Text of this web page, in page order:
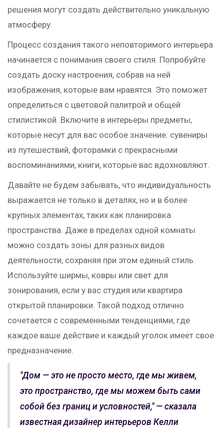
решения могут создать действительно уникальную
атмосферу.
Процесс создания такого неповторимого интерьера
начинается с понимания своего стиля. Попробуйте
создать доску настроения, собрав на ней
изображения, которые вам нравятся. Это поможет
определиться с цветовой палитрой и общей
стилистикой. Включите в интерьеры предметы,
которые несут для вас особое значение: сувениры
из путешествий, фоторамки с прекрасными
воспоминаниями, книги, которые вас вдохновляют.
Давайте не будем забывать, что индивидуальность
выражается не только в деталях, но и в более
крупных элементах, таких как планировка
пространства. Даже в пределах одной комнаты
можно создать зоны для разных видов
деятельности, сохраняя при этом единый стиль.
Используйте ширмы, ковры или свет для
зонирования, если у вас студия или квартира
открытой планировки. Такой подход отлично
сочетается с современными тенденциями, где
каждое ваше действие и каждый уголок имеет свое
предназначение.
"Дом — это не просто место, где мы живем,
это пространство, где мы можем быть сами
собой без границ и условностей," — сказала
известная дизайнер интерьеров Келли